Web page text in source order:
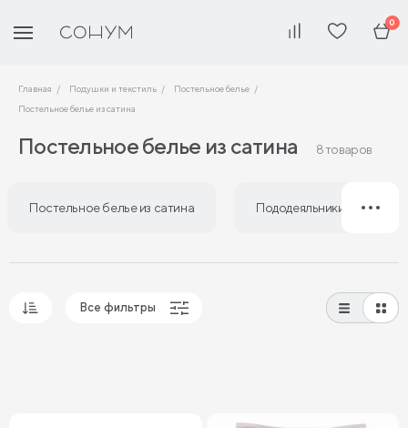
0
Главная Подушки и текстиль
Постельное белье
Постельное белье из сатина
Постельное белье из сатина 8 товаров
Постельное белье из сатина Пододеяльники из сатина
Все фильтры